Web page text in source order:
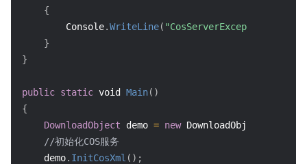
{
        Console
.WriteLine( "CosServerException: "
}
}
public static void Main( )
{
DownloadObject demo = new DownloadObject
//初始化COS服务
    demo
. InitCosXml ( ) ;